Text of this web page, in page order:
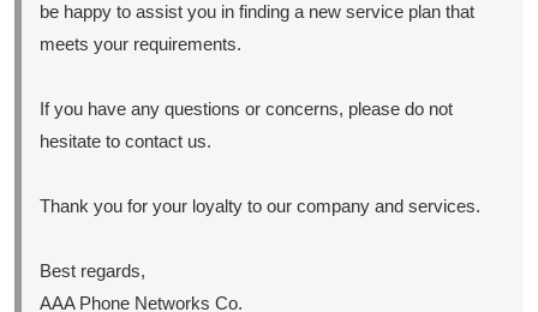
be happy to assist you in finding a new service plan that
meets your requirements.
If you have any questions or concerns, please do not
hesitate to contact us.
Thank you for your loyalty to our company and services.
Best regards,
AAA Phone Networks Co.